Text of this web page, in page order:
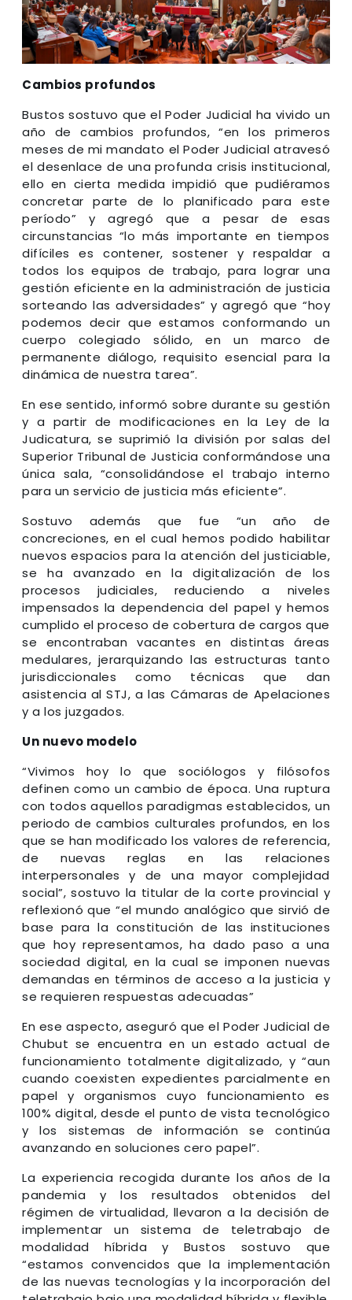
Cambios profundos
Bustos sostuvo que el Poder Judicial ha vivido un
año de cambios profundos, “en los primeros
meses de mi mandato el Poder Judicial atravesó
el desenlace de una profunda crisis institucional,
ello en cierta medida impidió que pudiéramos
concretar parte de lo planificado para este
período” y agregó que a pesar de esas
circunstancias “lo más importante en tiempos
difíciles es contener, sostener y respaldar a
todos los equipos de trabajo, para lograr una
gestión eficiente en la administración de justicia
sorteando las adversidades” y agregó que “hoy
podemos decir que estamos conformando un
cuerpo colegiado sólido, en un marco de
permanente diálogo, requisito esencial para la
dinámica de nuestra tarea”.
En ese sentido, informó sobre durante su gestión
y a partir de modificaciones en la Ley de la
Judicatura, se suprimió la división por salas del
Superior Tribunal de Justicia conformándose una
única sala, “consolidándose el trabajo interno
para un servicio de justicia más eficiente”.
Sostuvo además que fue “un año de
concreciones, en el cual hemos podido habilitar
nuevos espacios para la atención del justiciable,
se ha avanzado en la digitalización de los
procesos judiciales, reduciendo a niveles
impensados la dependencia del papel y hemos
cumplido el proceso de cobertura de cargos que
se encontraban vacantes en distintas áreas
medulares, jerarquizando las estructuras tanto
jurisdiccionales como técnicas que dan
asistencia al STJ, a las Cámaras de Apelaciones
y a los juzgados.
Un nuevo modelo
“Vivimos hoy lo que sociólogos y filósofos
definen como un cambio de época. Una ruptura
con todos aquellos paradigmas establecidos, un
periodo de cambios culturales profundos, en los
que se han modificado los valores de referencia,
de nuevas reglas en las relaciones
interpersonales y de una mayor complejidad
social”, sostuvo la titular de la corte provincial y
reflexionó que “el mundo analógico que sirvió de
base para la constitución de las instituciones
que hoy representamos, ha dado paso a una
sociedad digital, en la cual se imponen nuevas
demandas en términos de acceso a la justicia y
se requieren respuestas adecuadas”
En ese aspecto, aseguró que el Poder Judicial de
Chubut se encuentra en un estado actual de
funcionamiento totalmente digitalizado, y “aun
cuando coexisten expedientes parcialmente en
papel y organismos cuyo funcionamiento es
100% digital, desde el punto de vista tecnológico
y los sistemas de información se continúa
avanzando en soluciones cero papel”.
La experiencia recogida durante los años de la
pandemia y los resultados obtenidos del
régimen de virtualidad, llevaron a la decisión de
implementar un sistema de teletrabajo de
modalidad híbrida y Bustos sostuvo que
“estamos convencidos que la implementación
de las nuevas tecnologías y la incorporación del